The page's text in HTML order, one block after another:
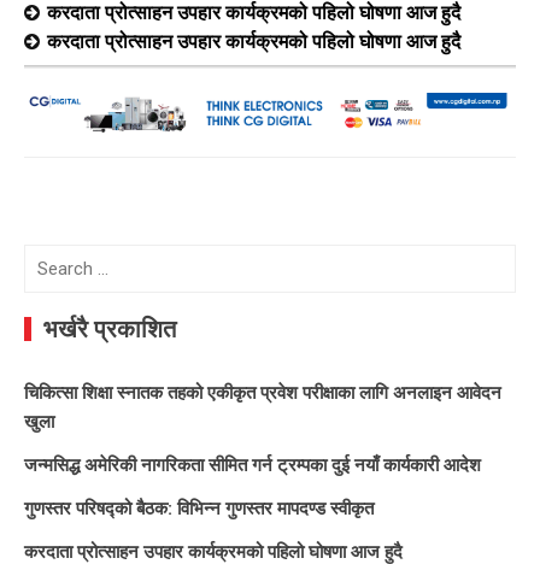
करदाता प्रोत्साहन उपहार कार्यक्रमको पहिलो घोषणा आज हुदै
करदाता प्रोत्साहन उपहार कार्यक्रमको पहिलो घोषणा आज हुदै
Search
भर्खरै प्रकाशित
चिकित्सा शिक्षा स्नातक तहको एकीकृत प्रवेश परीक्षाका लागि अनलाइन आवेदन
खुला
जन्मसिद्ध अमेरिकी नागरिकता सीमित गर्न ट्रम्पका दुई नयाँ कार्यकारी आदेश
गुणस्तर परिषद्को बैठक: विभिन्न गुणस्तर मापदण्ड स्वीकृत
करदाता प्रोत्साहन उपहार कार्यक्रमको पहिलो घोषणा आज हुदै